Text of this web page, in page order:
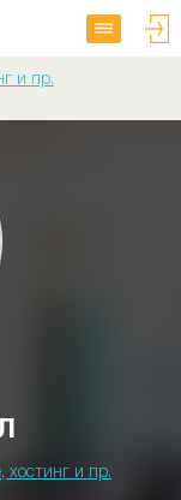
и пр.
хостинг и пр.